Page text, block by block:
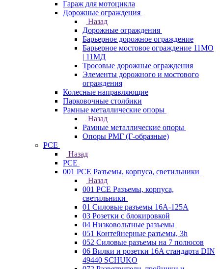
Гараж для мотоцикла
Дорожные ограждения
Назад
Дорожные ограждения
Барьерное дорожное ограждение
Барьерное мостовое ограждение 11МО
| 11МД
Тросовые дорожные ограждения
Элементы дорожного и мостового
ограждения
Колесные направляющие
Парковочные столбики
Рамные металлические опоры
Назад
Рамные металлические опоры
Опоры РМГ (Г-образные)
PCE
Назад
PCE
001 PCE Разъемы, корпуса, светильники
Назад
001 PCE Разъемы, корпуса,
светильники
01 Силовые разъемы 16А-125А
03 Розетки с блокировкой
04 Низковольтные разъемы
051 Контейнерные разъемы, 3h
052 Силовые разъемы на 7 полюсов
06 Вилки и розетки 16A стандарта DIN
49440 SCHUKO